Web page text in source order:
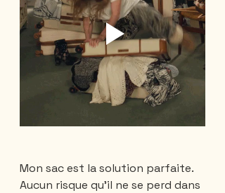
Mon sac est la solution parfaite.
Aucun risque qu'il ne se perd dans